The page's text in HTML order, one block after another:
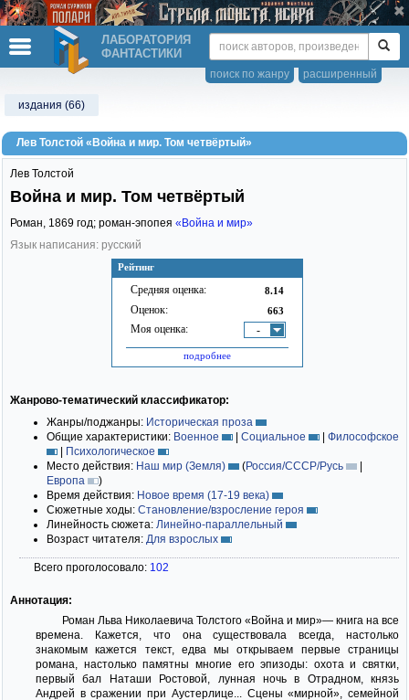
ЛАБОРАТОРИЯ
ФАНТАСТИКИ
расширенный
поиск по жанру
издания (66)
Лев Толстой «Война и мир. Том четвёртый»
Рейтинг
Средняя оценка: 8.14
Оценок: 663
Моя оценка: -
подробнее
Лев Толстой
Война и мир. Том четвёртый
Роман, 1869 год; роман-эпопея «Война и мир»
Язык написания: русский
Жанрово-тематический классификатор:
Жанры/поджанры: Историческая проза
Общие характеристики: Военное | Социальное | Философское
| Психологическое
Место действия: Наш мир (Земля) (Россия/СССР/Русь
|
Европа
)
Время действия: Новое время (17-19 века)
Сюжетные ходы: Становление/взросление героя
Линейность сюжета: Линейно-параллельный
Возраст читателя: Для взрослых
Всего проголосовало: 102
Аннотация:
Роман Льва Николаевича Толстого «Война и мир»— книга на все
времена. Кажется, что она существовала всегда, настолько
знакомым кажется текст, едва мы открываем первые страницы
романа, настолько памятны многие его эпизоды: охота и святки,
первый бал Наташи Ростовой, лунная ночь в Отрадном, князь
Андрей в сражении при Аустерлице... Сцены «мирной», семейной